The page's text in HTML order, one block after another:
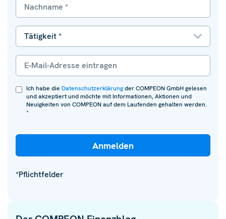
Ich habe die Datenschutzerklärungder COMPEON GmbH gelesen
und akzeptiert und möchte mit Informationen, Aktionen und
Neuigkeiten von COMPEON auf dem Laufenden gehalten werden.
*
*Pflichtfelder